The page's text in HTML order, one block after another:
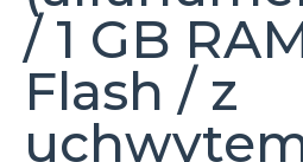
/ 1 GB
Flash / z